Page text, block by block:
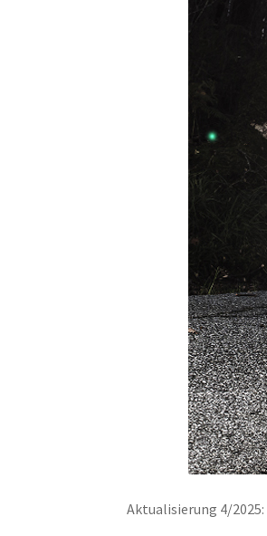
Aktualisierung 4/2025: